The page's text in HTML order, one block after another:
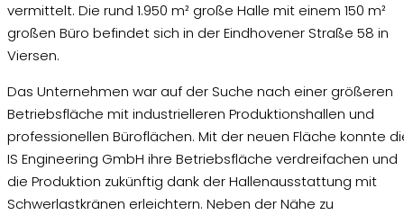
vermittelt. Die rund 1.950 m² große Halle mit einem 150 m²
großen Büro befindet sich in der Eindhovener Straße 58 in
Viersen.
Das Unternehmen war auf der Suche nach einer größeren
Betriebsfläche mit industrielleren Produktionshallen und
professionellen Büroflächen. Mit der neuen Fläche konnte
IS Engineering GmbH ihre Betriebsfläche verdreifachen und
die Produktion zukünftig dank der Hallenausstattung mit
Schwerlastkränen erleichtern. Neben der Nähe zu